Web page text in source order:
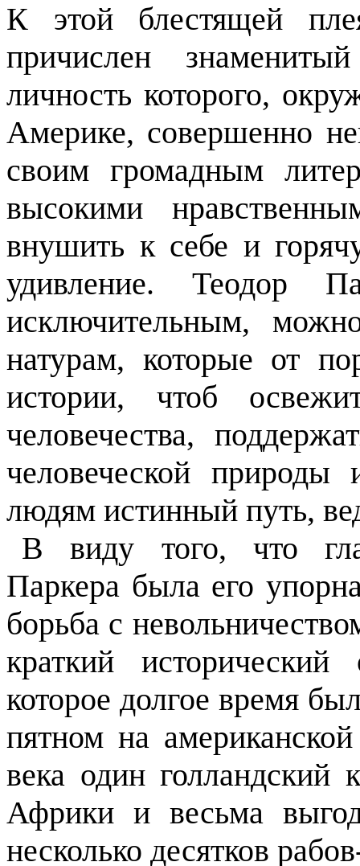
К этой блестящей
причислен
личность которого,
Америке, совершенно
своим громадным
высокими
внушить к себе и
удивление. Теодор
исключительным,
натурам, которые от
истории, чтоб
человечества,
человеческой
людям истинный путь,
В виду того, что
Паркера была его
борьба с
краткий
которое долгое время
пятном на
века один голландский
Африки и весьма
несколько десятков